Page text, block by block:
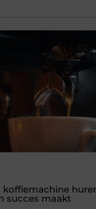
koffiemachine
succes maakt